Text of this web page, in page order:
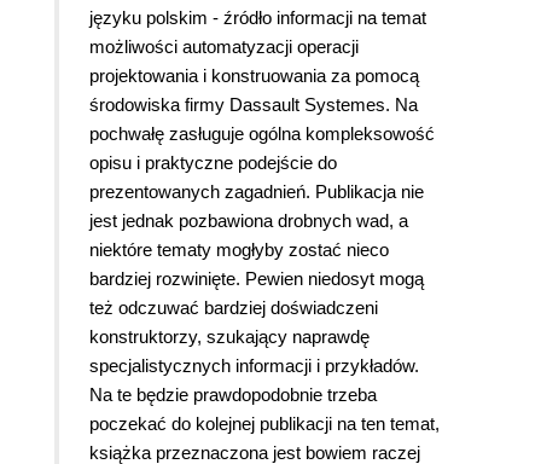
języku polskim - źródło informacji na temat
możliwości automatyzacji operacji
projektowania i konstruowania za pomocą
środowiska firmy Dassault Systemes. Na
pochwałę zasługuje ogólna kompleksowość
opisu i praktyczne podejście do
prezentowanych zagadnień. Publikacja nie
jest jednak pozbawiona drobnych wad, a
niektóre tematy mogłyby zostać nieco
bardziej rozwinięte. Pewien niedosyt mogą
też odczuwać bardziej doświadczeni
konstruktorzy, szukający naprawdę
specjalistycznych informacji i przykładów.
Na te będzie prawdopodobnie trzeba
poczekać do kolejnej publikacji na ten temat,
książka przeznaczona jest bowiem raczej